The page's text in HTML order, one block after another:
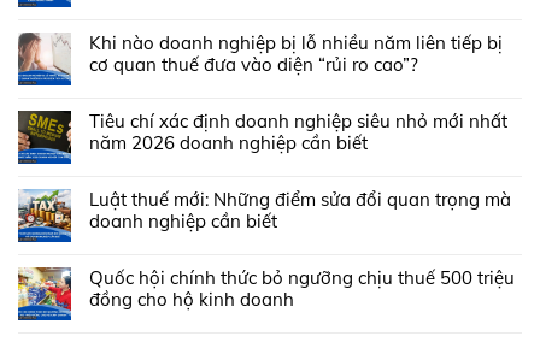
Khi nào doanh nghiệp bị lỗ nhiều năm liên tiếp bị
cơ quan thuế đưa vào diện “rủi ro cao”?
Tiêu chí xác định doanh nghiệp siêu nhỏ mới nhất
năm 2026 doanh nghiệp cần biết
Luật thuế mới: Những điểm sửa đổi quan trọng mà
doanh nghiệp cần biết
Quốc hội chính thức bỏ ngưỡng chịu thuế 500 triệu
đồng cho hộ kinh doanh